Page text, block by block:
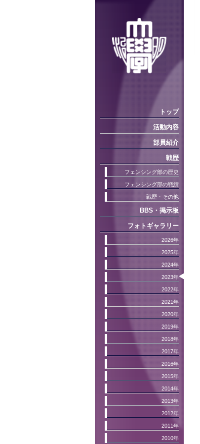
トップ
活動内容
部員紹介
戦歴
フェンシング部の歴史
フェンシング部の戦績
戦歴・その他
BBS・掲示板
フォトギャラリー
2026年
2025年
2024年
2023年
2022年
2021年
2020年
2019年
2018年
2017年
2016年
2015年
2014年
2013年
2012年
2011年
2010年